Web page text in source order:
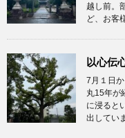
越し前。
ど、お客
以心伝
7月１日
丸15年が
に浸ると
出してい